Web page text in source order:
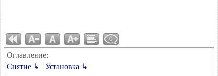
0
Оглавление:
Снятие ↳
Установка ↳